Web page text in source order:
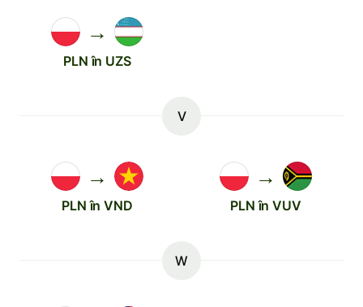
→
PLN în UZS
V
→
PLN în VND
→
PLN în VUV
W